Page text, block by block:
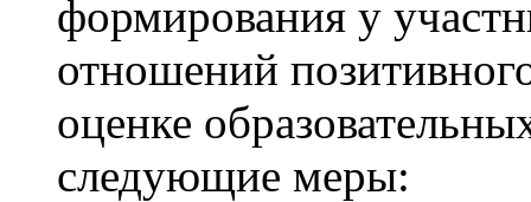
формирования у
отношений
оценке
следующие меры: